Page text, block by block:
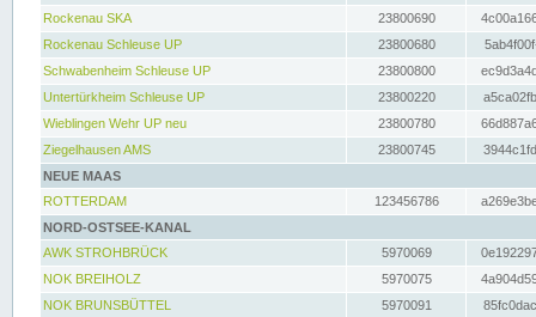
Rockenau SKA
23800690
Rockenau Schleuse UP
23800680
Schwabenheim Schleuse UP
23800800
Untertürkheim Schleuse UP
23800220
Wieblingen Wehr UP neu
23800780
Ziegelhausen AMS
23800745
NEUE MAAS
ROTTERDAM
123456786
NORD-OSTSEE-KANAL
AWK STROHBRÜCK
5970069
NOK BREIHOLZ
5970075
NOK BRUNSBÜTTEL
5970091